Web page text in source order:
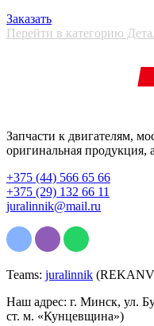
Заказать
Перейти в категорию
Запчасти к двигателям,
оригинальная продукция,
+375 (44) 566 65 66
+375 (29) 132 66 11
juralinnik@mail.ru
Teams: juralinnik
Наш адрес: г. Минск, ул.
ст. м. «Кунцевщина»)